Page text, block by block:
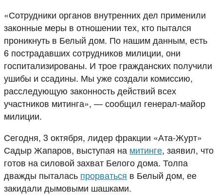
«Сотрудники органов внутренних дел применили
законные меры в отношении тех, кто пытался
проникнуть в Белый дом. По нашим данным, есть
6 пострадавших сотрудников милиции, они
госпитализированы. И трое гражданских получили
ушибы и ссадины. Мы уже создали комиссию,
расследующую законность действий всех
участников митинга», — сообщил генерал-майор
милиции.
Сегодня, 3 октября, лидер фракции «Ата-Журт»
Садыр Жапаров, выступая на митинге, заявил, что
готов на силовой захват Белого дома. Толпа
дважды пыталась прорваться в Белый дом, ее
закидали дымовыми шашками.